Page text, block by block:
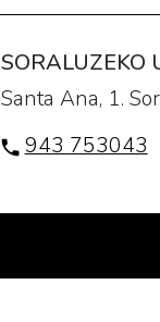
SORALUZEKO
Santa Ana, 1.
943 753043